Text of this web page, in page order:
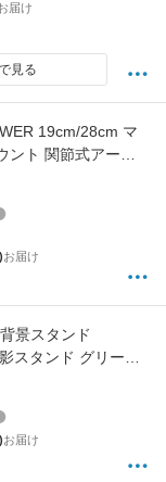
届け
見る
19cm/28cm マ
ント 関節式アーム
パークランプ付き
置決めピンと穴
オライト用
お届け
景スタンド
スタンド グリーン
設置簡単 撮影用
、web会議、ビデ
、クロマキー合
応用
お届け